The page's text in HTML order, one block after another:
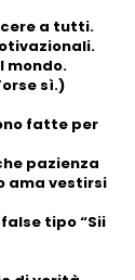
a tutti.
mondo.
sì.)
fatte per
pazienza
ama vestirsi
tipo “Sii